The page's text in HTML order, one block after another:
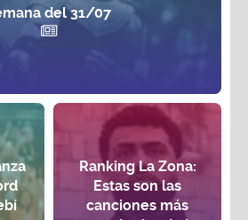
del 31/07
Ranking La Zona:
Estas son las
canciones más